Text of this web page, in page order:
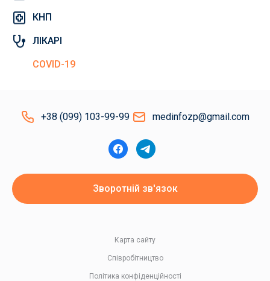
КНП
ЛІКАРІ
COVID-19
+38 (099) 103-99-99 medinfozp@gmail.com
Зворотній зв'язок
Політика конфіденційності
Співробітництво
Карта сайту